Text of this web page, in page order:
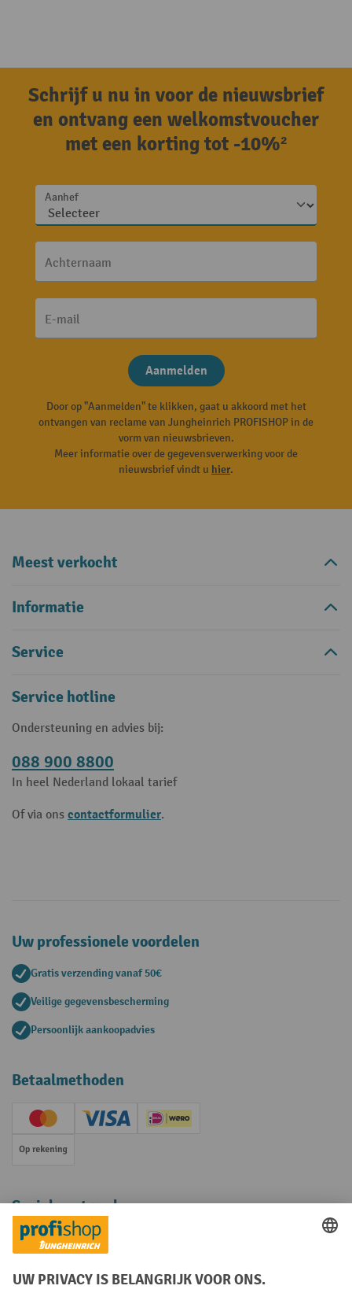
Schrijf u nu in voor de nieuwsbrief
en ontvang een welkomstvoucher
met een korting tot -10%²
Aanhef
Achternaam
E-mail
Aanmelden
Door op "Aanmelden" te klikken, gaat u akkoord met het
ontvangen van reclame van Jungheinrich PROFISHOP in de
vorm van nieuwsbrieven.
Meer informatie over de gegevensverwerking voor de
nieuwsbrief vindt u hier.
Meest verkocht
Informatie
Service
Service hotline
Ondersteuning en advies bij:
088 900 8800
In heel Nederland lokaal tarief
Of via ons contactformulier.
Uw professionele voordelen
Gratis verzending vanaf 50€
Veilige gegevensbescherming
Persoonlijk aankoopadvies
Betaalmethoden
Creditcard (Master)Creditcard (Visa)iDEAL | Wero
Op rekening
Sociale netwerken
Facebook
YouTube
LinkedInInstagram